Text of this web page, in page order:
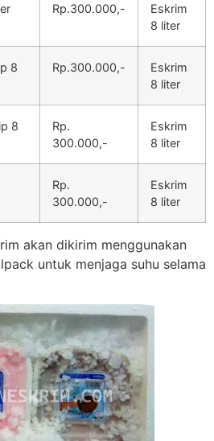
Rp.300.000,-
Eskrim
8 liter
8
Rp.300.000,-
Eskrim
8 liter
8
Rp.
300.000,-
Eskrim
8 liter
Rp.
300.000,-
Eskrim
8 liter
akan dikirim menggunakan
untuk menjaga suhu selama